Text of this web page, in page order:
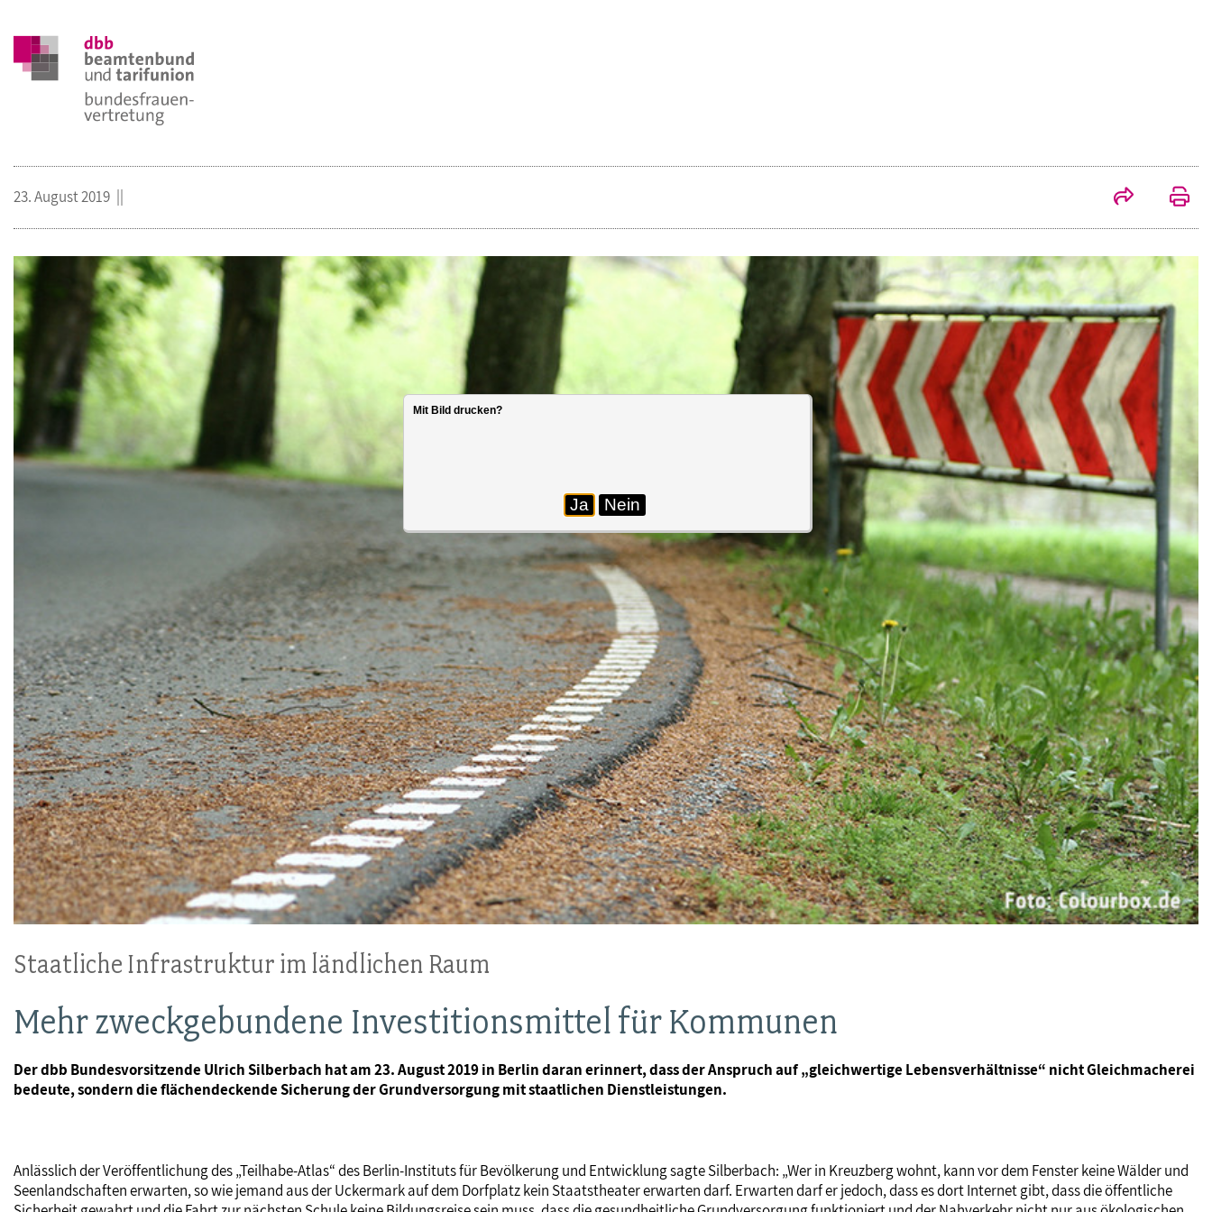
Staatliche Infrastruktur im ländlichen Raum
Mehr zweckgebundene Investitionsmittel für Kommunen
Der dbb Bundesvorsitzende Ulrich Silberbach hat am 23. August 2019 in Berlin daran erinnert, dass der Anspruch auf „gleichwertige Lebensverhältnisse“ nicht Gleichmacherei
bedeute, sondern die flächendeckende Sicherung der Grundversorgung mit staatlichen Dienstleistungen.
23. August 2019
Anlässlich der Veröffentlichung des „Teilhabe-Atlas“ des Berlin-Instituts für Bevölkerung und Entwicklung sagte Silberbach: „Wer in Kreuzberg wohnt, kann vor dem Fenster keine Wälder und
Seenlandschaften erwarten, so wie jemand aus der Uckermark auf dem Dorfplatz kein Staatstheater erwarten darf. Erwarten darf er jedoch, dass es dort Internet gibt, dass die öffentliche
Mit Bild drucken?
Ja Nein